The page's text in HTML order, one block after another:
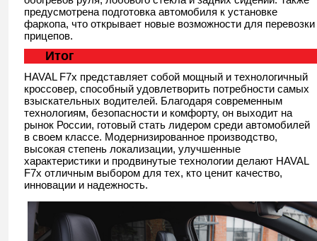
предусмотрена подготовка автомобиля к установке
фаркопа, что открывает новые возможности для перевозки
прицепов.
Итог
HAVAL F7x представляет собой мощный и технологичный
кроссовер, способный удовлетворить потребности самых
взыскательных водителей. Благодаря современным
технологиям, безопасности и комфорту, он выходит на
рынок России, готовый стать лидером среди автомобилей
в своем классе. Модернизированное производство,
высокая степень локализации, улучшенные
характеристики и продвинутые технологии делают HAVAL
F7x отличным выбором для тех, кто ценит качество,
инновации и надежность.